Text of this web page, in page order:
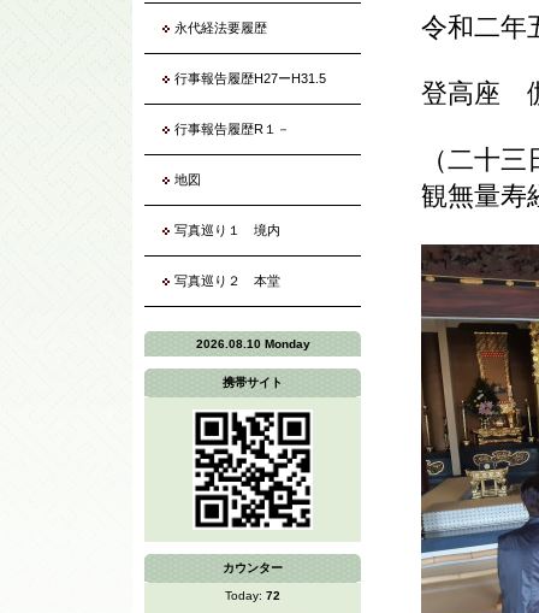
令和二年
登高座
（二十
観無量寿
永代経法要履歴
行事報告履歴H27ーH31.5
行事報告履歴R１－
地図
写真巡り１ 境内
写真巡り２ 本堂
2026.08.10 Monday
携帯サイト
カウンター
Today: 72